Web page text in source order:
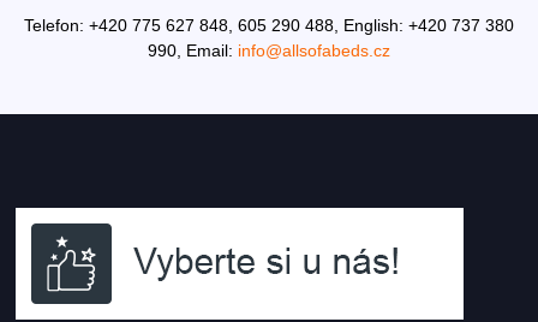
Telefon: +420 775 627 848, 605 290 488, English: +420 737 380
990, Email: info@allsofabeds.cz